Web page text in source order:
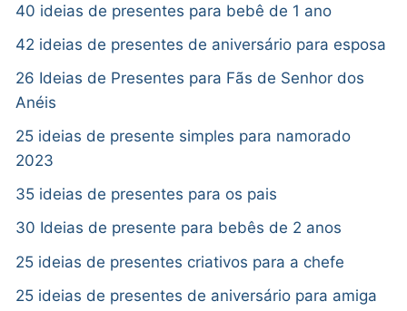
40 ideias de presentes para bebê de 1 ano
42 ideias de presentes de aniversário para esposa
26 Ideias de Presentes para Fãs de Senhor dos
Anéis
25 ideias de presente simples para namorado
2023
35 ideias de presentes para os pais
30 Ideias de presente para bebês de 2 anos
25 ideias de presentes criativos para a chefe
25 ideias de presentes de aniversário para amiga